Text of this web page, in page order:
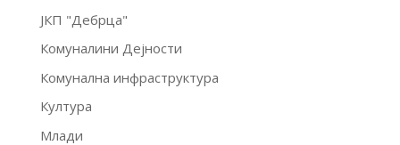
ЈКП "Дебрца"
Комуналини Дејности
Комунална инфраструктура
Култура
Млади